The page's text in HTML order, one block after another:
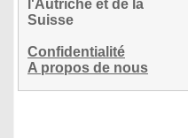
l'Autriche et de la
Suisse
Confidentialité
A propos de nous